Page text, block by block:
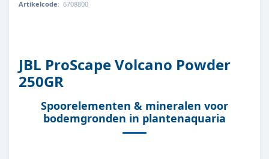
Artikelcode: 6708800
JBL ProScape Volcano Powder
250GR
Spoorelementen & mineralen voor
bodemgronden in plantenaquaria